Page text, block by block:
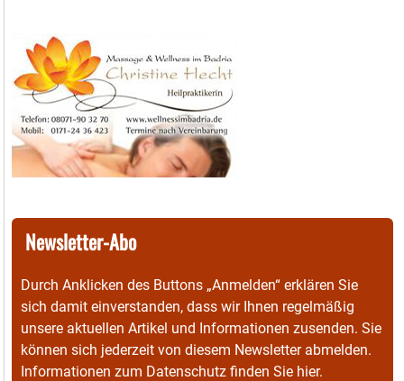
Newsletter-Abo
Durch Anklicken des Buttons „Anmelden“ erklären Sie
sich damit einverstanden, dass wir Ihnen regelmäßig
unsere aktuellen Artikel und Informationen zusenden. Sie
können sich jederzeit von diesem Newsletter abmelden.
Informationen zum Datenschutz finden Sie hier.